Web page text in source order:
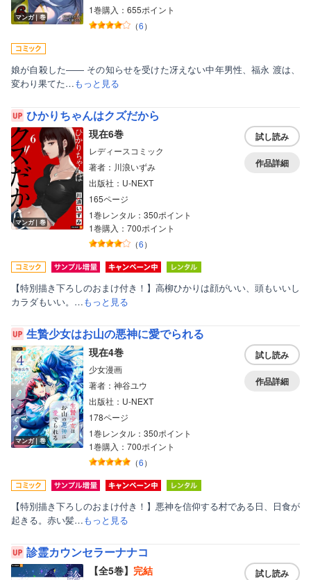
マンガ｜巻
1巻購入：655ポイント
（6）
娘が自殺した―― その知らせを受けた冴えない中年男性、福永 渡は、
変わり果てた…もっと見る
ひかりちゃんはクズだから
マンガ｜巻
現在6巻
レディースコミック
著者：川浪いずみ
出版社：U-NEXT
165ページ
1巻レンタル：350ポイント
1巻購入：700ポイント
（6）
試し読み
作品詳細
【特別描き下ろしのおまけ付き！】高柳ひかりは顔がいい、頭もいいし
カラダもいい。…もっと見る
生贄少女はお山の悪神に愛でられる
マンガ｜巻
現在4巻
少女漫画
著者：神谷ユウ
出版社：U-NEXT
178ページ
1巻レンタル：350ポイント
1巻購入：700ポイント
（6）
試し読み
作品詳細
【特別描き下ろしのおまけ付き！】悪神を信仰する村である日、日食が
起きる。赤い髪…もっと見る
診霊カウンセラーナナコ
【全5巻】 完結 試し読み